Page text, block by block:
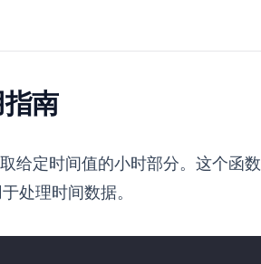
指南
给定时间值的小时部分。这个函数
处理时间数据。